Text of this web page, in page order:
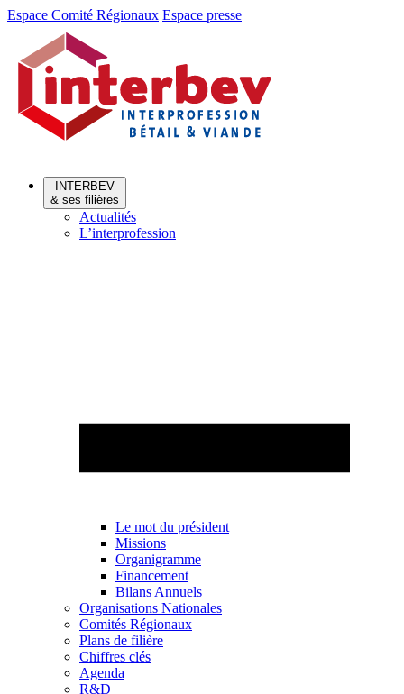
Aller
Aller
contenu
Espace Comité Régionaux Espace presse
INTERBEV
& ses filières
Actualités
L’interprofession
Le mot du président
Missions
Organigramme
Financement
Bilans Annuels
Organisations Nationales
Comités Régionaux
Plans de filière
Chiffres clés
Agenda
R&D